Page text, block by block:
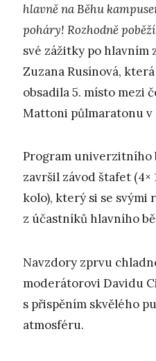
hlavně na Běhu
poháry! Rozhodně
své zážitky po hlavním
Zuzana Rusínová,
obsadila 5. místo mezi
Mattoni půlmaratonu v
Program univerzitního
završil závod štafet (4×
kolo), který si se
z účastníků hlavního
Navzdory zprvu
moderátorovi Davidu
s přispěním skvělého
atmosféru.